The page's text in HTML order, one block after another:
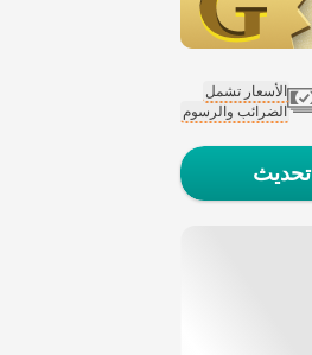
الأسعار تشمل
الضرائب والرسوم
تحديث